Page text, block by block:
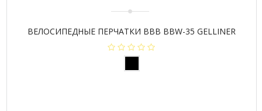
ВЕЛОСИПЕДНЫЕ ПЕРЧАТКИ BBB BBW-35 GELLINER